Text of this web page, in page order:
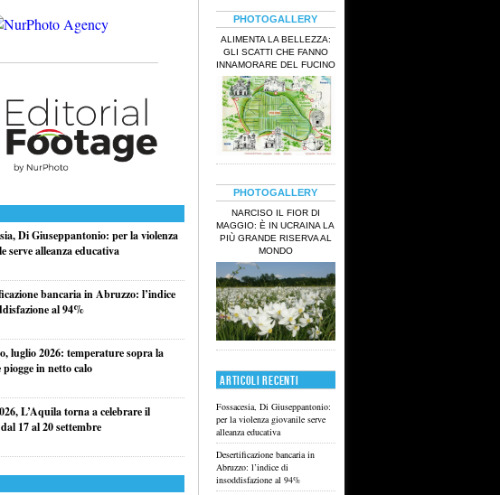
Di Giuseppantonio: per la violenza
serve alleanza educativa
bancaria in Abruzzo: l’indice
al 94%
luglio 2026: temperature sopra la
piogge in netto calo
L’Aquila torna a celebrare il
17 al 20 settembre
PHOTOGALLERY
ALIMENTA LA BELLEZZA:
GLI SCATTI CHE FANNO
INNAMORARE DEL FUCINO
PHOTOGALLERY
NARCISO IL FIOR DI
MAGGIO: È IN UCRAINA LA
PIÙ GRANDE RISERVA AL
MONDO
ARTICOLI RECENTI
Fossacesia, Di Giuseppantonio:
per la violenza giovanile serve
alleanza educativa
Desertificazione bancaria in
Abruzzo: l’indice di
insoddisfazione al 94%